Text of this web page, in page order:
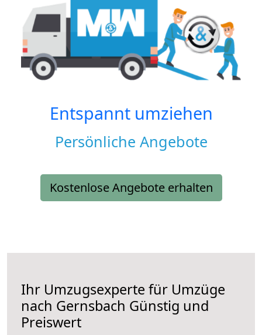
Entspannt umziehen
Persönliche Angebote
Kostenlose Angebote erhalten
Ihr Umzugsexperte für Umzüge
nach Gernsbach Günstig und
Preiswert